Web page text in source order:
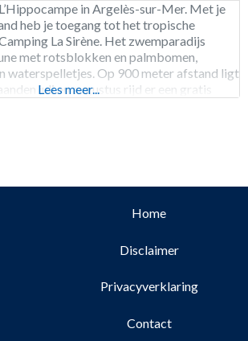
in Argelès-sur-Mer. Met je
heb je toegang tot het tropische
La Sirène. Het zwemparadijs
met rotsblokken en palmbomen,
waterspelletjes. Op 900 meter afstand ligt
juli en augustus rijd er een gratis
Lees meer...
Home
Disclaimer
Privacyverklaring
Contact